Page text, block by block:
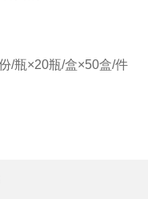
/瓶×20瓶/盒×50盒/件